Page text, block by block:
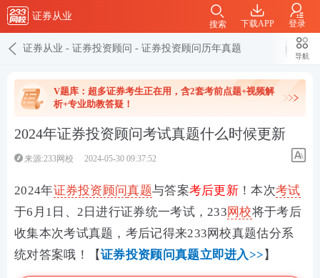
证券从业
下载APP 登录
搜索
证券从业 - 证券投资顾问 - 证券投资顾问历年真题
导航
V题库：超多证券考生正在用，含2套考前点题+视频解
析+专业助教答疑！
2024年证券投资顾问考试真题什么时候更新
来源:233网校 2024-05-30 09:37:52
2024年证券投资顾问真题与答案考后更新 ！本次考试
于6月1日、2日进行证券统一考试，233网校将于考后
收集本次考试真题，考后记得来233网校真题估分系
统对答案哦！【证券投资顾问真题立即进入>> 】